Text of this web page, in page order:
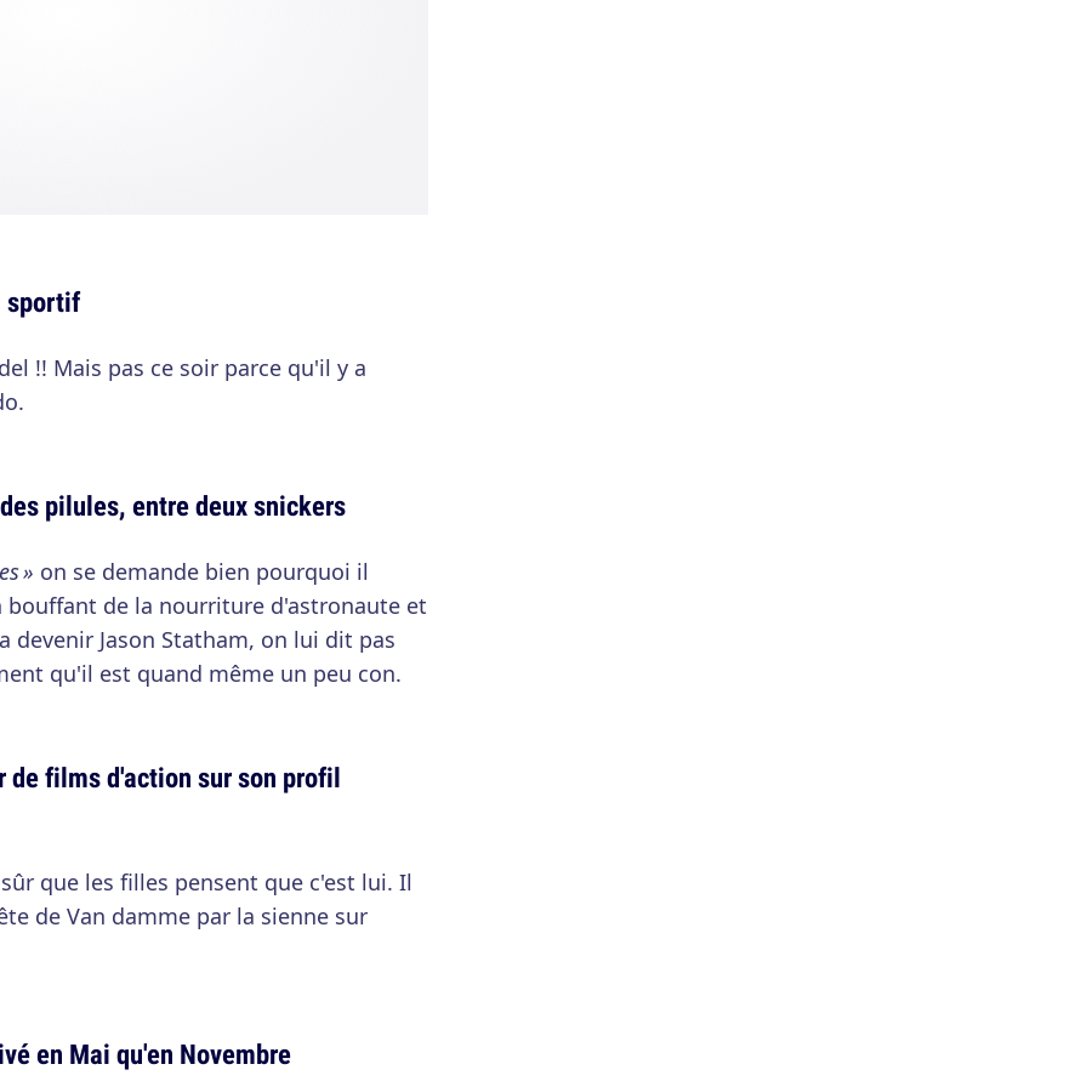
sportif
!! Mais pas ce soir parce qu'il y a
pilules, entre deux snickers
» on se demande bien pourquoi il
de la nourriture d'astronaute et
devenir Jason Statham, on lui dit pas
qu'il est quand même un peu con.
de films d'action sur son profil
que les filles pensent que c'est lui. Il
de Van damme par la sienne sur
en Mai qu'en Novembre